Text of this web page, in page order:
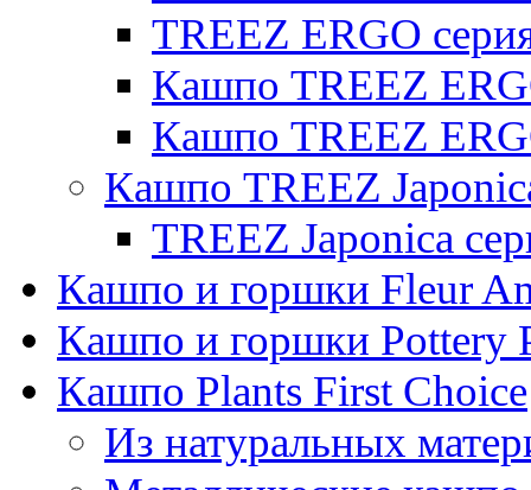
TREEZ ERGO
Кашпо TREEZ
Кашпо TREEZ
Кашпо TREEZ
TREEZ Japonica
Кашпо и горшки Fleur
Кашпо и горшки Pottery
Кашпо Plants First Choice
Из натуральных